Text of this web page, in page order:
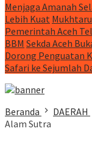
Menjaga Amanah
Lebih Kuat
Pemerintah Aceh
BBM Sekda Aceh
Dorong Penguatan
Safari ke Sejumlah
Beranda DAERAH
Alam Sutra